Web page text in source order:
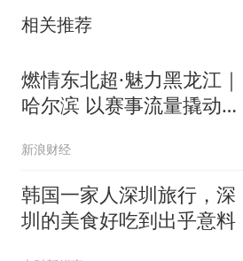
相关推荐
燃情东北超·魅力黑龙江｜
哈尔滨 以赛事流量撬动消
新浪财经
韩国一家人深圳旅行，深
圳的美食好吃到出乎意料